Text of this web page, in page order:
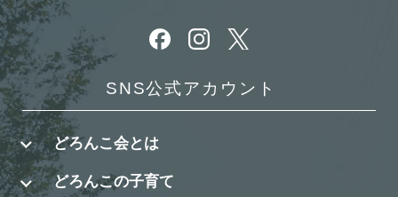
別ウィンドウで開きます
別ウィンドウで開きます
別ウィンドウで開きます
SNS公式アカウント
どろんこ会とは
どろんこの子育て